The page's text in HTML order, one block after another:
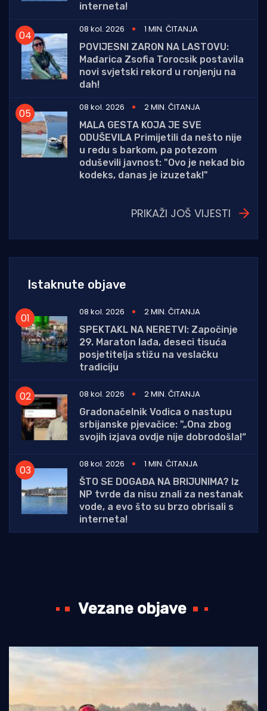
interneta!
08 kol. 2026
1 MIN. ČITANJA
POVIJESNI ZARON NA LASTOVU:
Mađarica Zsofia Torocsik postavila
novi svjetski rekord u ronjenju na
dah!
08 kol. 2026
2 MIN. ČITANJA
MALA GESTA KOJA JE SVE
ODUŠEVILA Primijetili da nešto nije
u redu s barkom, pa potezom
oduševili javnost: "Ovo je nekad bio
kodeks, danas je izuzetak!"
PRIKAŽI JOŠ VIJESTI
Istaknute objave
08 kol. 2026
2 MIN. ČITANJA
SPEKTAKL NA NERETVI: Započinje
29. Maraton lađa, deseci tisuća
posjetitelja stižu na veslačku
tradiciju
08 kol. 2026
2 MIN. ČITANJA
Gradonačelnik Vodica o nastupu
srbijanske pjevačice: "„Ona zbog
svojih izjava ovdje nije dobrodošla!“
08 kol. 2026
1 MIN. ČITANJA
ŠTO SE DOGAĐA NA BRIJUNIMA? Iz
NP tvrde da nisu znali za nestanak
vode, a evo što su brzo obrisali s
interneta!
Vezane objave